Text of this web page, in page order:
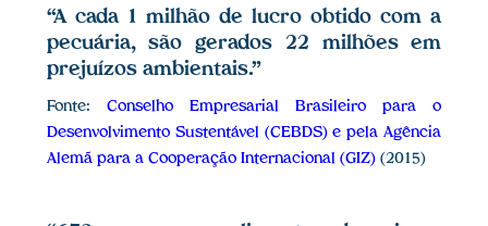
“A cada 1 milhão de lucro obtido com a
pecuária, são gerados 22 milhões em
prejuízos ambientais.”
Fonte: Conselho Empresarial Brasileiro para o
Desenvolvimento Sustentável (CEBDS) e pela Agência
Alemã para a Cooperação Internacional (GIZ)(2015)